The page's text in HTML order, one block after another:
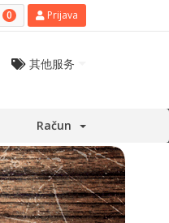
0 Prijava
其他服务
Račun